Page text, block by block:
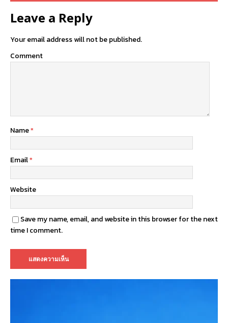
Leave a Reply
Your email address will not be published.
Comment
Name*
Email*
Website
Save my name, email, and website in this browser for the next
time I comment.